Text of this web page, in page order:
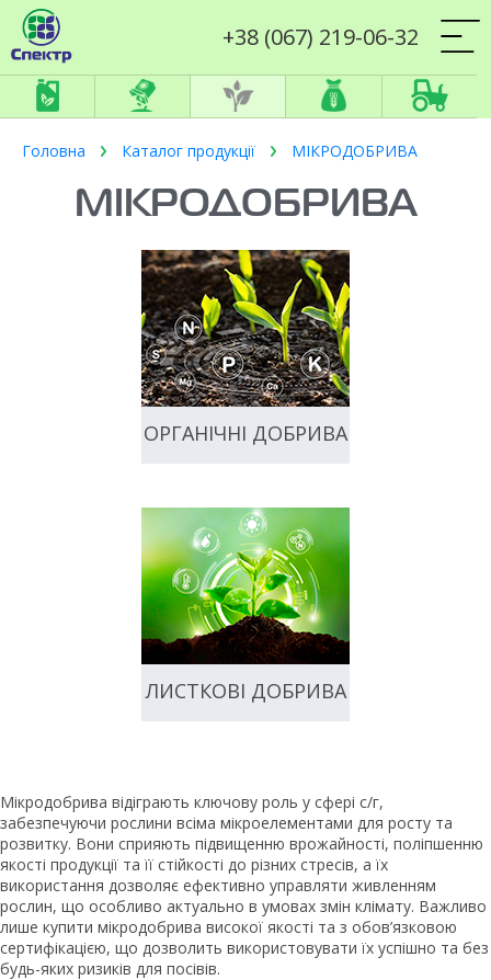
+38 (067) 219-06-32
Головна Каталог продукції МІКРОДОБРИВА
МІКРОДОБРИВА
ОРГАНІЧНІ ДОБРИВА
ЛИСТКОВІ ДОБРИВА
Мікродобрива відіграють ключову роль у сфері с/г,
забезпечуючи рослини всіма мікроелементами для росту та
розвитку. Вони сприяють підвищенню врожайності, поліпшенню
якості продукції та її стійкості до різних стресів, а їх
використання дозволяє ефективно управляти живленням
рослин, що особливо актуально в умовах змін клімату. Важливо
лише купити мікродобрива високої якості та з обов’язковою
сертифікацією, що дозволить використовувати їх успішно та без
будь-яких ризиків для посівів.